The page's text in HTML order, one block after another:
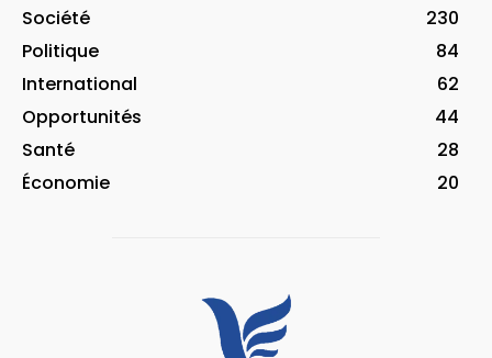
Société
230
Politique
84
International
62
Opportunités
44
Santé
28
Économie
20